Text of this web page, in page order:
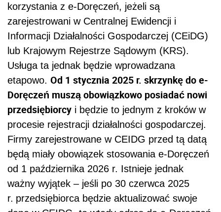
korzystania z e-Doręczeń, jeżeli są
zarejestrowani w Centralnej Ewidencji i
Informacji Działalności Gospodarczej (CEiDG)
lub Krajowym Rejestrze Sądowym (KRS).
Usługa ta jednak będzie wprowadzana
etapowo. Od 1 stycznia 2025 r. skrzynkę do e-
Doręczeń muszą obowiązkowo posiadać nowi
przedsiębiorcy i będzie to jednym z kroków w
procesie rejestracji działalności gospodarczej.
Firmy zarejestrowane w CEIDG przed tą datą
będą miały obowiązek stosowania e-Doręczeń
od 1 października 2026 r. Istnieje jednak
ważny wyjątek – jeśli po 30 czerwca 2025
r. przedsiębiorca będzie aktualizować swoje